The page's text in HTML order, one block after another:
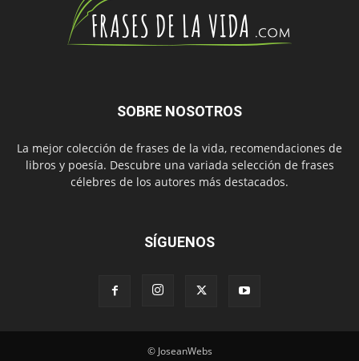
SOBRE NOSOTROS
La mejor colección de frases de la vida, recomendaciones de
libros y poesía. Descubre una variada selección de frases
célebres de los autores más destacados.
SÍGUENOS
© JoseanWebs